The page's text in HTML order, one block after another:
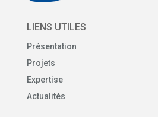
LIENS UTILES
Présentation
Projets
Expertise
Actualités